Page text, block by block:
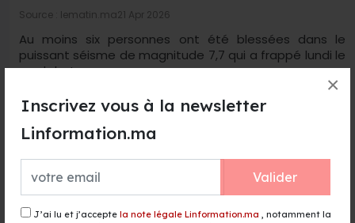
Inscrivez vous à la newsletter
Linformation.ma
Valider
J’ai lu et j’accepte la note légale Linformation.ma , notamment la
×
Source : lematin.ma21 Apr 2026
Au moins six personnes ont été blessées dans le
puissant séisme de magnitude 7,7 qui a frappé lundi le
nord du J...